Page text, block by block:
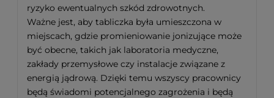
ryzyko ewentualnych szkód zdrowotnych.
Ważne jest, aby tabliczka była umieszczona w
miejscach, gdzie promieniowanie jonizujące może
być obecne, takich jak laboratoria medyczne,
zakłady przemysłowe czy instalacje związane z
energią jądrową. Dzięki temu wszyscy pracownicy
będą świadomi potencjalnego zagrożenia i będą